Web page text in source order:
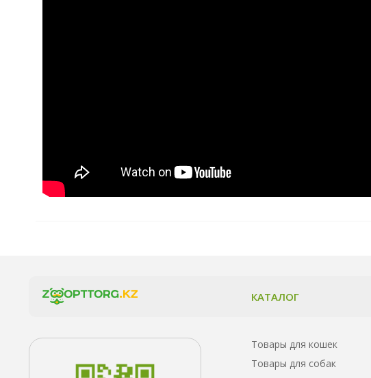
КАТАЛОГ
Товары для кошек
Товары для собак